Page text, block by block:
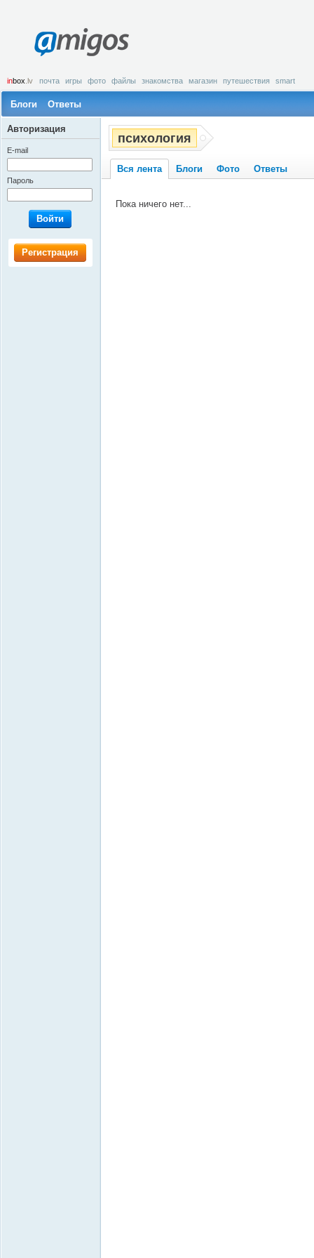
amigos
inbox .lv почта игры фото файлы знакомства магазин путешествия smart
Блоги Ответы
психология
Вся лента Блоги Фото Ответы
Пока ничего нет...
Авторизация
E-mail
Пароль
Войти
Регистрация